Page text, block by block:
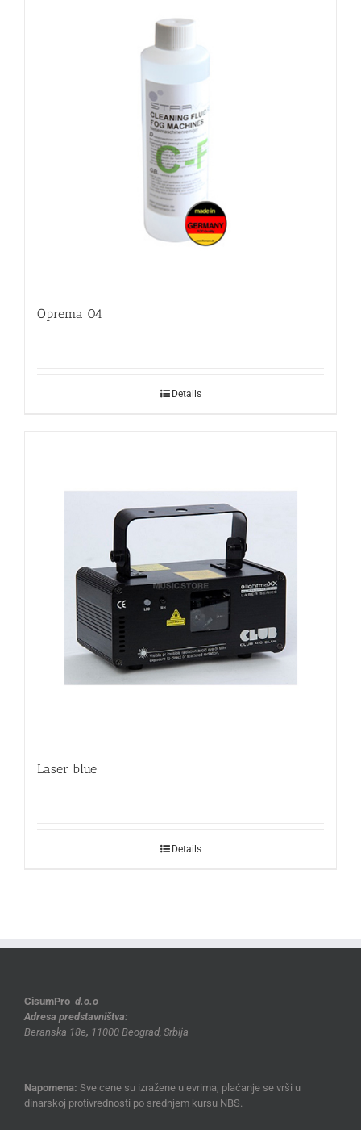
Oprema 04
Details
Laser blue
Details
CisumPro d.o.o
Adresa predstavništva:
Beranska 18e, 11000 Beograd, Srbija
Napomena: Sve cene su izražene u evrima, plaćanje se vrši u
dinarskoj protivrednosti po srednjem kursu NBS.